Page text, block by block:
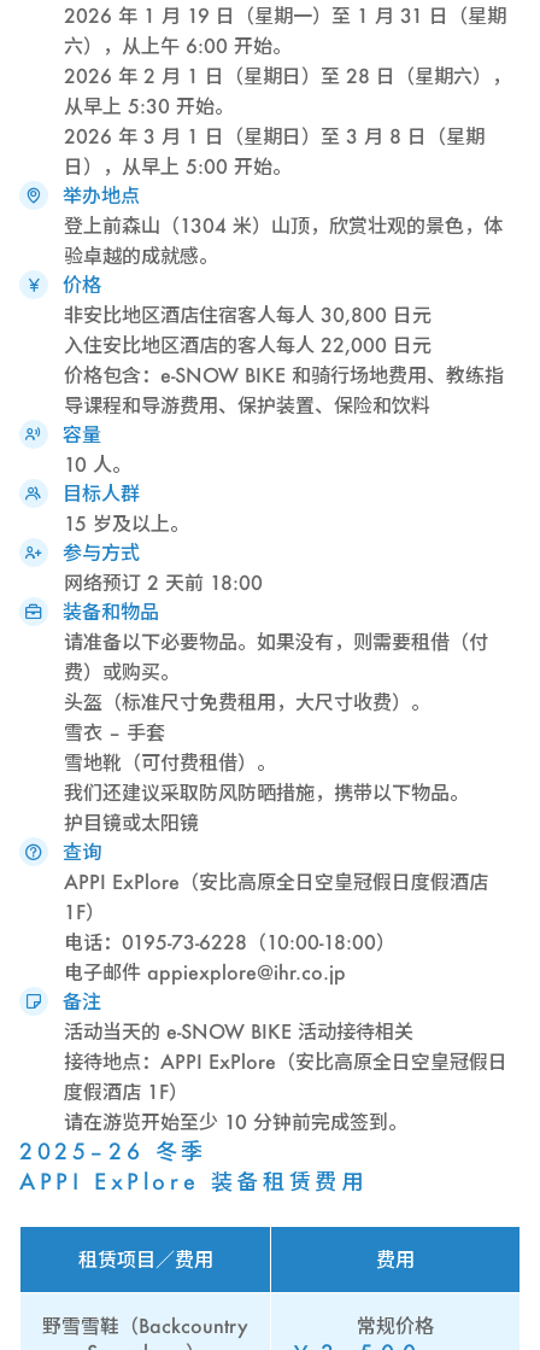
2026 年 1 月 19 日（星期一）至 1 月 31 日（星期
六），从上午 6:00 开始。
2026 年 2 月 1 日（星期日）至 28 日（星期六），
从早上 5:30 开始。
2026 年 3 月 1 日（星期日）至 3 月 8 日（星期
日），从早上 5:00 开始。
举办地点
登上前森山（1304 米）山顶，欣赏壮观的景色，体
验卓越的成就感。
价格
非安比地区酒店住宿客人每人 30,800 日元
入住安比地区酒店的客人每人 22,000 日元
价格包含：e-SNOW BIKE 和骑行场地费用、教练指
导课程和导游费用、保护装置、保险和饮料
容量
10 人。
目标人群
15 岁及以上。
参与方式
网络预订 2 天前 18:00
装备和物品
请准备以下必要物品。如果没有，则需要租借（付
费）或购买。
头盔（标准尺寸免费租用，大尺寸收费）。
雪衣 – 手套
雪地靴（可付费租借）。
我们还建议采取防风防晒措施，携带以下物品。
护目镜或太阳镜
查询
APPI ExPlore（安比高原全日空皇冠假日度假酒店
1F）
电话：0195-73-6228（10:00-18:00）
电子邮件 appiexplore@ihr.co.jp
备注
活动当天的 e-SNOW BIKE 活动接待相关
接待地点：APPI ExPlore（安比高原全日空皇冠假日
度假酒店 1F）
请在游览开始至少 10 分钟前完成签到。
2025–26 冬季
APPI ExPlore 装备租赁费用
租赁项目／费用 费用
野雪雪鞋（Backcountry
常规价格